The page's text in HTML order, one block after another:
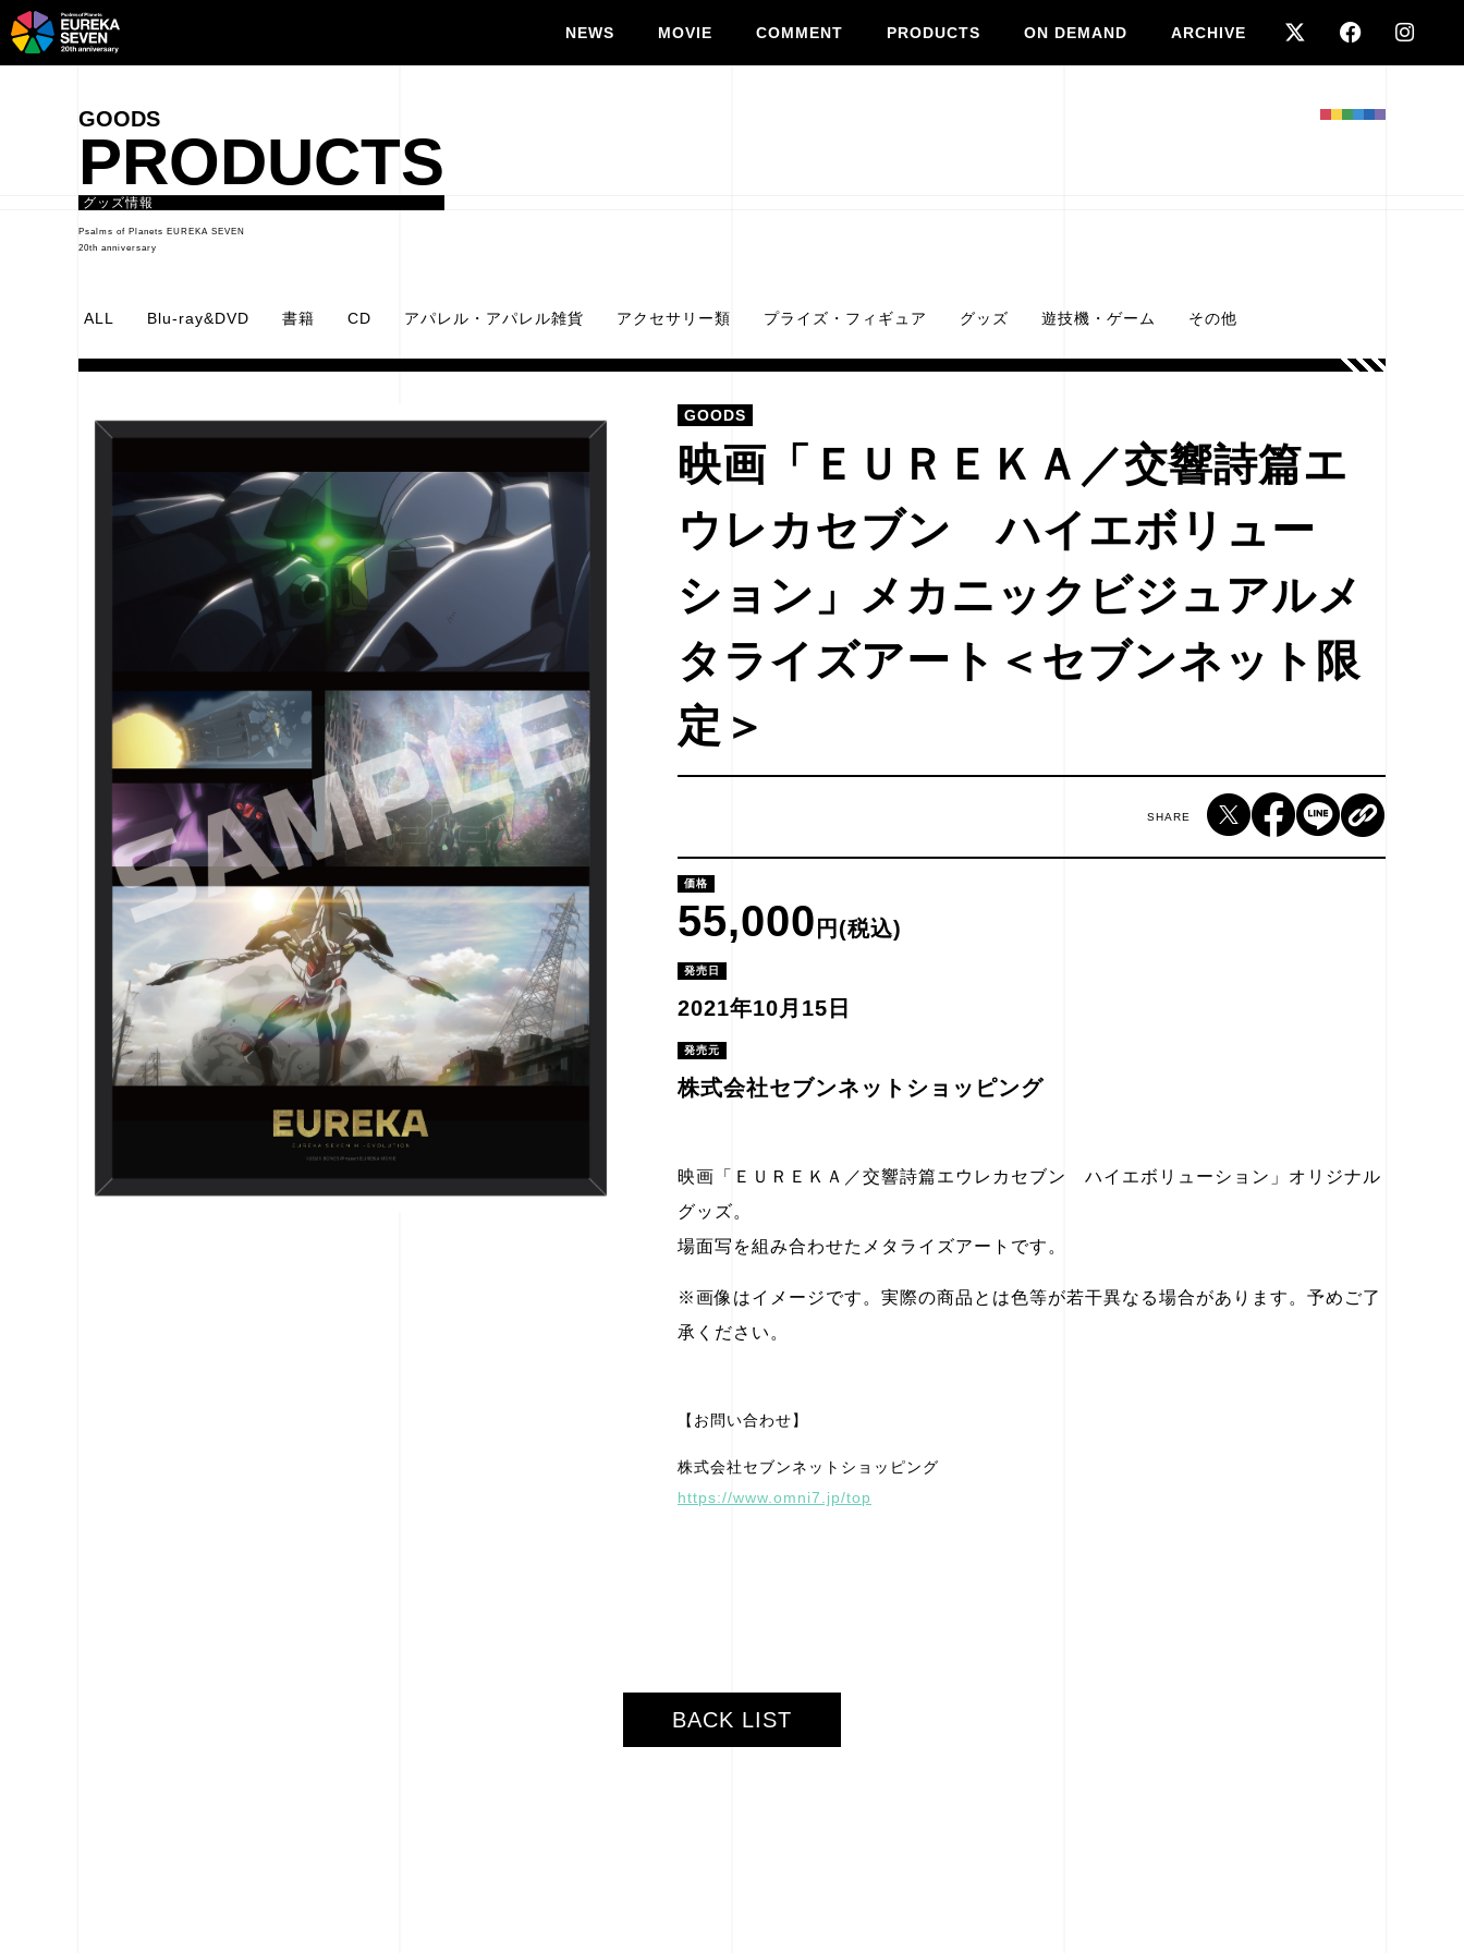
NEWS MOVIE COMMENT PRODUCTS ON DEMAND ARCHIVE
PRODUCTS
グッズ情報
Psalms of Planets EUREKA SEVEN
20th anniversary
ALL Blu-ray&DVD 書籍 CD アパレル・アパレル雑貨 アクセサリー類 プライズ・フィギュア グッズ 遊技機・ゲーム その他
GOODS
映画「ＥＵＲＥＫＡ／交響詩篇エ
ウレカセブン ハイエボリュー
ション」メカニックビジュアルメ
タライズアート＜セブンネット限
定＞
SHARE
価格
55,000 円(税込)
発売日
2021年10月15日
発売元
株式会社セブンネットショッピング
映画「ＥＵＲＥＫＡ／交響詩篇エウレカセブン ハイエボリューション」オリジナル
グッズ。
場面写を組み合わせたメタライズアートです。
※画像はイメージです。実際の商品とは色等が若干異なる場合があります。予めご了
承ください。
【お問い合わせ】
株式会社セブンネットショッピング
https://www.omni7.jp/top
BACK LIST